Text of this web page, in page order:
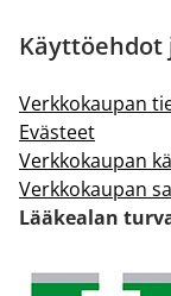
Käyttöehdot
Verkkokaupan
Evästeet
Verkkokaupan
Verkkokaupan
Lääkealan